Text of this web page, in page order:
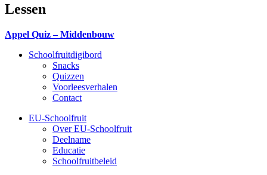
Lessen
Appel Quiz – Middenbouw
Schoolfruitdigibord
Snacks
Quizzen
Voorleesverhalen
Contact
EU-Schoolfruit
Over EU-Schoolfruit
Deelname
Educatie
Schoolfruitbeleid